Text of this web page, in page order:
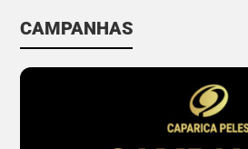
CAMPANHAS